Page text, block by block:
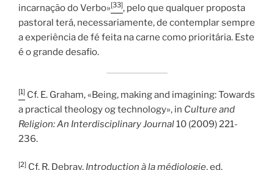
incarnação do Verbo»[33], pelo que qualquer proposta
pastoral terá, necessariamente, de contemplar sempre
a experiência de fé feita na carne como prioritária. Este
é o grande desafio.
[1] Cf. E. Graham, «Being, making and imagining: Towards
a practical theology og technology», in Culture and
Religion: An Interdisciplinary Journal10 (2009) 221-
236.
[2] Cf. R. Debray, Introduction à la médiologie, ed.